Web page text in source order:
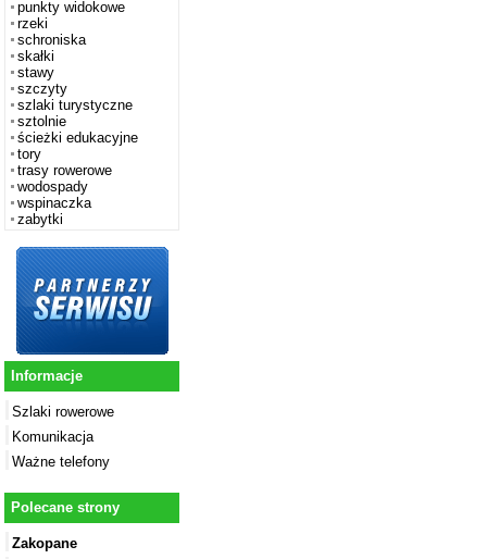
punkty widokowe
rzeki
schroniska
skałki
stawy
szczyty
szlaki turystyczne
sztolnie
ścieżki edukacyjne
tory
trasy rowerowe
wodospady
wspinaczka
zabytki
Informacje
Szlaki rowerowe
Komunikacja
Ważne telefony
Polecane strony
Zakopane